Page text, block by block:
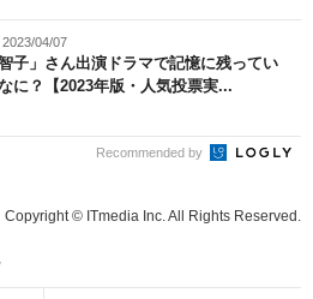
2023/04/07
智子」さん出演ドラマで記憶に残ってい
に？【2023年版・人気投票実...
Recommended by
Copyright © ITmedia Inc. All Rights Reserved.